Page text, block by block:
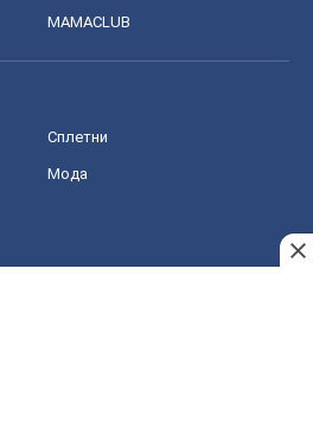
MAMACLUB
Сплетни
Мода